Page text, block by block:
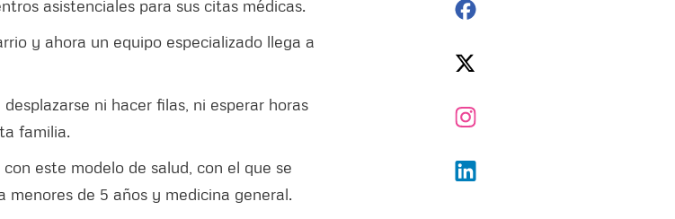
asistenciales para sus citas médicas.
y ahora un equipo especializado llega a
ni hacer filas, ni esperar horas
familia.
este modelo de salud, con el que se
menores de 5 años y medicina general.